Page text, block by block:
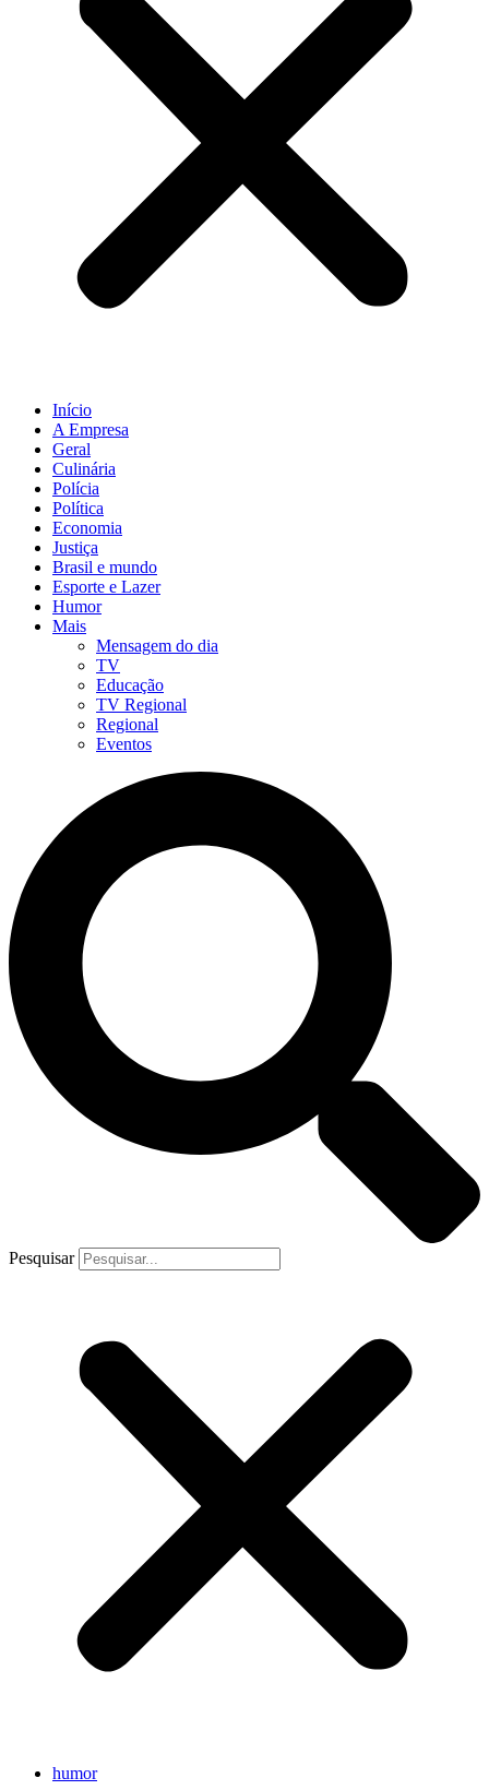
Início
A Empresa
Geral
Culinária
Polícia
Política
Economia
Justiça
Brasil e mundo
Esporte e Lazer
Humor
Mais
Mensagem do dia
TV
Educação
TV Regional
Regional
Eventos
Pesquisar
humor